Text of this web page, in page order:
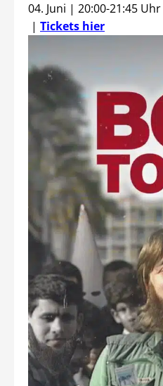
04. Juni | 20:00-21:45 Uhr
| Tickets hier